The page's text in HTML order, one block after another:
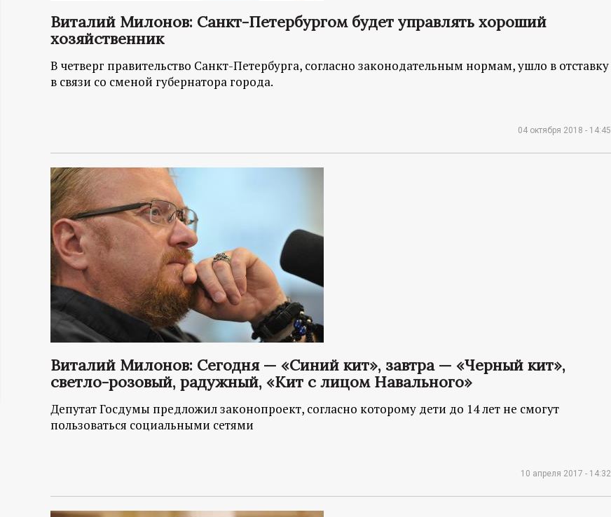
Н
-
ф
о
р
м
а
ц
и
о
н
ы
Виталий Милонов: Санкт-Петербургом будет управлять хороший
хозяйственник
В четверг правительство Санкт-Петербурга, согласно законодательным нормам, ушло в отставку
в связи со сменой губернатора города.
04 октября 2018 - 14:45
Виталий Милонов: Сегодня — «Синий кит», завтра — «Черный кит»,
светло-розовый, радужный, «Кит с лицом Навального»
Депутат Госдумы предложил законопроект, согласно которому дети до 14 лет не смогут
пользоваться социальными сетями
10 апреля 2017 - 14:32